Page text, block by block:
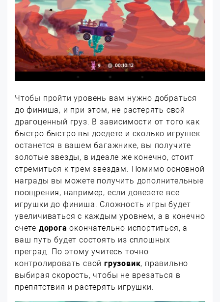
Чтобы пройти уровень вам нужно добраться
до финиша, и при этом, не растерять свой
драгоценный груз. В зависимости от того как
быстро быстро вы доедете и сколько игрушек
останется в вашем багажнике, вы получите
золотые звезды, в идеале же конечно, стоит
стремиться к трем звездам. Помимо основной
награды вы можете получить дополнительные
поощрения, например, если довезете все
игрушки до финиша. Сложность игры будет
увеличиваться с каждым уровнем, а в конечно
счете дорога окончательно испортиться, а
ваш путь будет состоять из сплошных
преград. По этому учитесь точно
контролировать свойгрузовик, правильно
выбирая скорость, чтобы не врезаться в
препятствия и растерять игрушки.